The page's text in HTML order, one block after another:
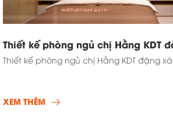
Thiết kế phòng ngủ chị Hằng KDT
Thiết kế phòng ngủ chị Hằng KDT đặng
XEM THÊM